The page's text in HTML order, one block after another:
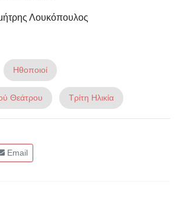
Λουκόπουλος
Ηθοποιοί
Θεάτρου Τρίτη Ηλικία
Email